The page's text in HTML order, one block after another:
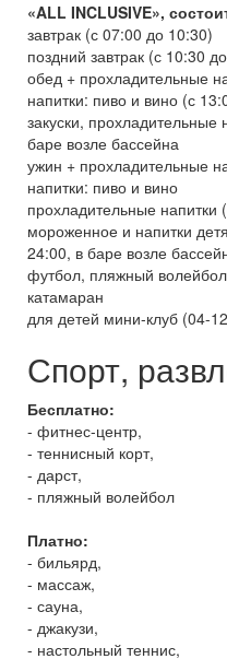
«ALL INCLUSIVE»,
завтрак (с 07:00 до 10:30)
поздний завтрак (с 10:30
обед + прохладительные
напитки: пиво и вино (с
закуски,
баре возле бассейна
ужин + прохладительные
напитки: пиво и вино
прохладительные напитки
мороженное и напитки
24:00, в баре возле
футбол, пляжный
катамаран
для детей мини-клуб (04-
Спорт,
Бесплатно:
- фитнес-центр,
- теннисный корт,
- дарст,
- пляжный волейбол
Платно:
- бильярд,
- массаж,
- сауна,
- джакузи,
- настольный теннис,